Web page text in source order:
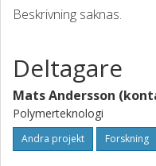
Beskrivning saknas.
Deltagare
Mats Andersson
Polymerteknologi
Andra projekt Forskning